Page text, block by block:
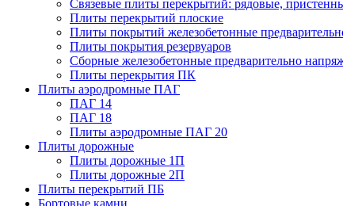
Связевые плиты перекрытий: рядовые,
Плиты перекрытий плоские
Плиты покрытий железобетонные
Плиты покрытия резервуаров
Сборные железобетонные предварительно
Плиты перекрытия ПК
Плиты аэродромные ПАГ
ПАГ 14
ПАГ 18
Плиты аэродромные ПАГ 20
Плиты дорожные
Плиты дорожные 1П
Плиты дорожные 2П
Плиты перекрытий ПБ
Бортовые камни